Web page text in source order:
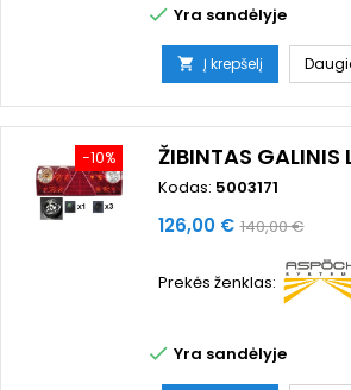
 Yra sandėlyje
 Į krepšelį
−10% ŽIBINTAS GALINIS
Kodas: 5003171
Kaina
126,00 € Bazinė
140,00 €
Prekės ženklas:
 Yra sandėlyje